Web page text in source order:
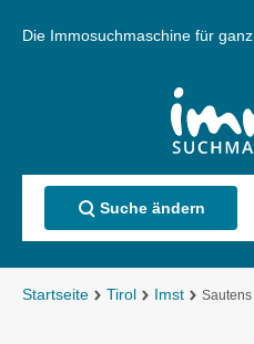
Die Immosuchmaschine für ganz
Suche ändern
Startseite Tirol Imst
Sautens